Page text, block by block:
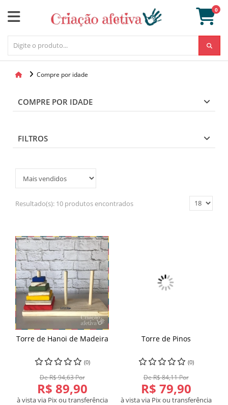
0
Compre por idade
COMPRE POR IDADE
FILTROS
Resultado(s): 10 produtos encontrados
Torre de Hanoi de Madeira
(0)
De R$ 94,63 Por
R$ 89,90
à vista via Pix ou transferência
Torre de Pinos
(0)
De R$ 84,11 Por
R$ 79,90
à vista via Pix ou transferência